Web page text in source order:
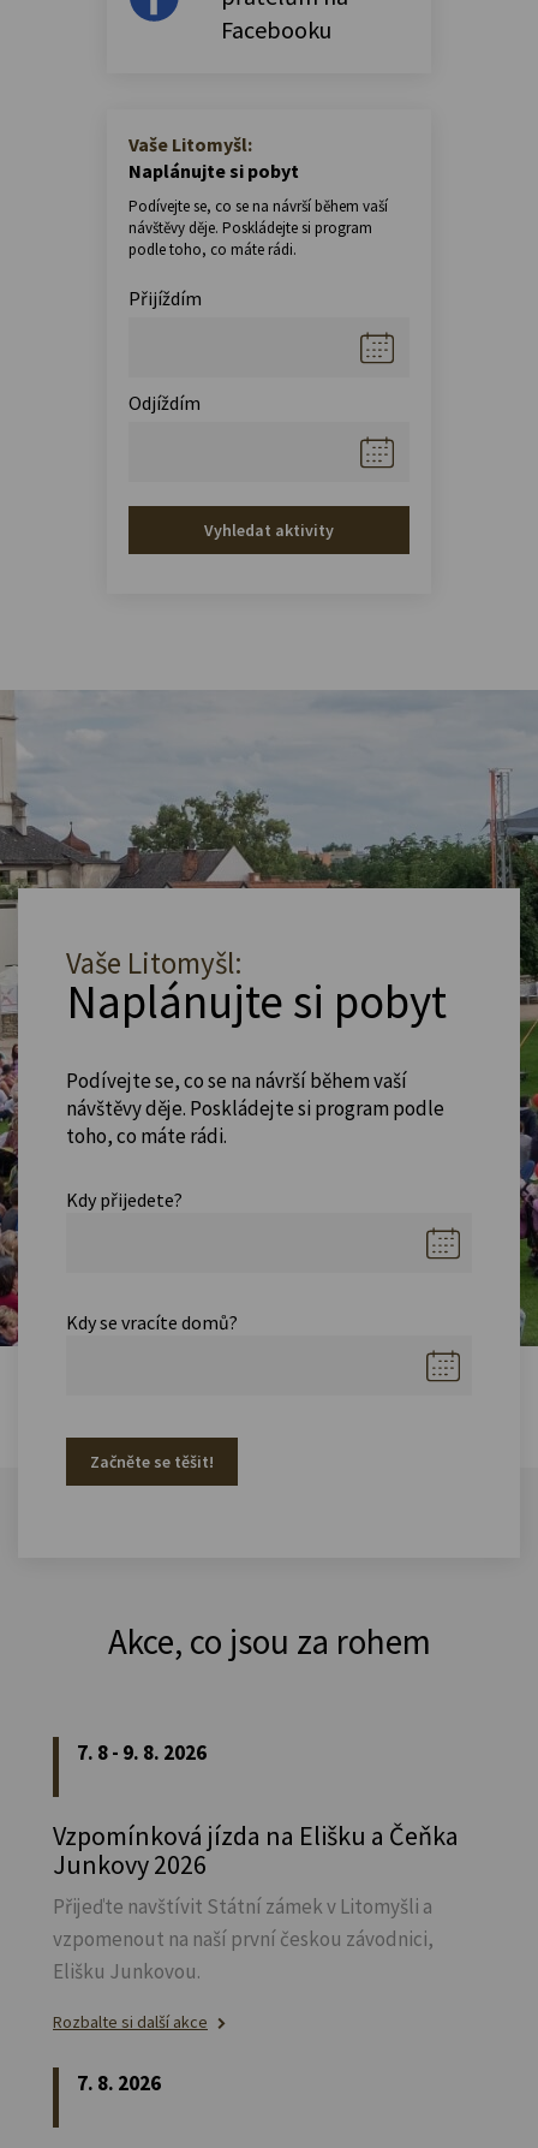
Facebooku
Vaše Litomyšl:
Naplánujte si pobyt
Podívejte se, co se na návrší během vaší
návštěvy děje. Poskládejte si program
podle toho, co máte rádi.
Přijíždím
Odjíždím
Vyhledat aktivity
Vaše Litomyšl:
Naplánujte si pobyt
Podívejte se, co se na návrší během vaší
návštěvy děje. Poskládejte si program podle
toho, co máte rádi.
Kdy přijedete?
Kdy se vracíte domů?
Začněte se těšit!
Akce, co jsou za rohem
7. 8 - 9. 8. 2026
Vzpomínková jízda na Elišku a Čeňka
Junkovy 2026
Přijeďte navštívit Státní zámek v Litomyšli a
vzpomenout na naší první českou závodnici,
Elišku Junkovou.
Rozbalte si další akce
7. 8. 2026